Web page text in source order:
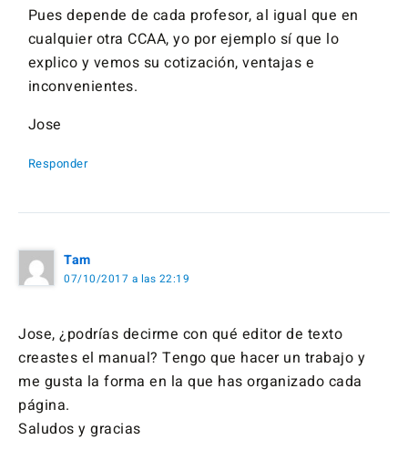
Pues depende de cada profesor, al igual que en
cualquier otra CCAA, yo por ejemplo sí que lo
explico y vemos su cotización, ventajas e
inconvenientes.
Jose
Responder
Tam
07/10/2017 a las 22:19
Jose, ¿podrías decirme con qué editor de texto
creastes el manual? Tengo que hacer un trabajo y
me gusta la forma en la que has organizado cada
página.
Saludos y gracias